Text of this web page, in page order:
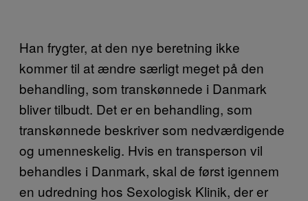
Han frygter, at den nye beretning ikke
kommer til at ændre særligt meget på den
behandling, som transkønnede i Danmark
bliver tilbudt. Det er en behandling, som
transkønnede beskriver som nedværdigende
og umenneskelig. Hvis en transperson vil
behandles i Danmark, skal de først igennem
en udredning hos Sexologisk Klinik, der er